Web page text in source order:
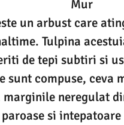
Mur
un arbust care
Tulpina
de tepi subtiri si
sunt compuse, ceva
neregulat
si intepatoare